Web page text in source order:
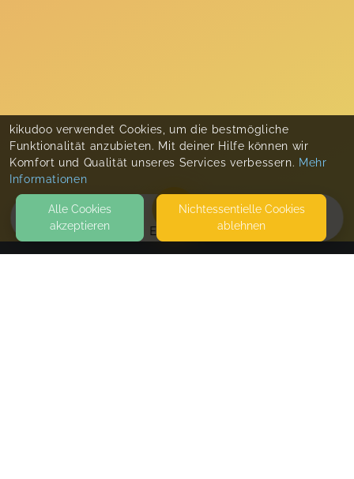
EVENTS
kikudoo verwendet Cookies, um die bestmögliche
Funktionalität anzubieten. Mit deiner Hilfe können wir
Komfort und Qualität unseres Services verbessern. Mehr
Informationen
Alle Cookies
akzeptieren
Nicht­essentielle Cookies
ablehnen